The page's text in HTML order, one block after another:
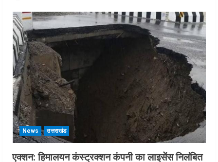
News उत्तराखंड
एक्शन: हिमालयन कंस्ट्रक्शन कंपनी का लाइसेंस निलंबित